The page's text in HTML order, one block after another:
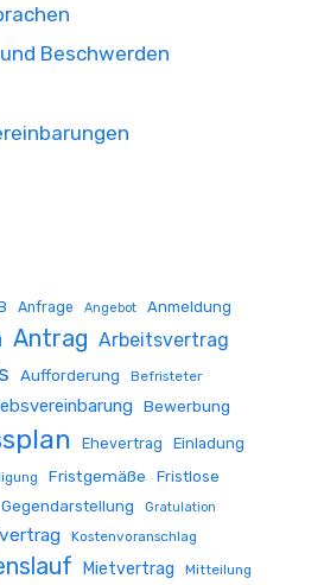
Beschwerden
Anfrage Angebot Anmeldung
Antrag Arbeitsvertrag
Aufforderung Befristeter
Bewerbung
Ehevertrag
Einladung
Fristgemäße Fristlose
Gegendarstellung Gratulation
Kostenvoranschlag
Mietvertrag Mitteilung